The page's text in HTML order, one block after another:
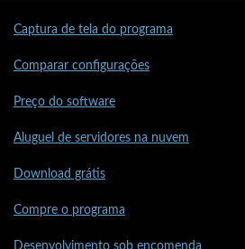
Captura de tela do programa
Comparar configurações
Preço do software
Aluguel de servidores na nuvem
Download grátis
Compre o programa
Desenvolvimento sob encomenda